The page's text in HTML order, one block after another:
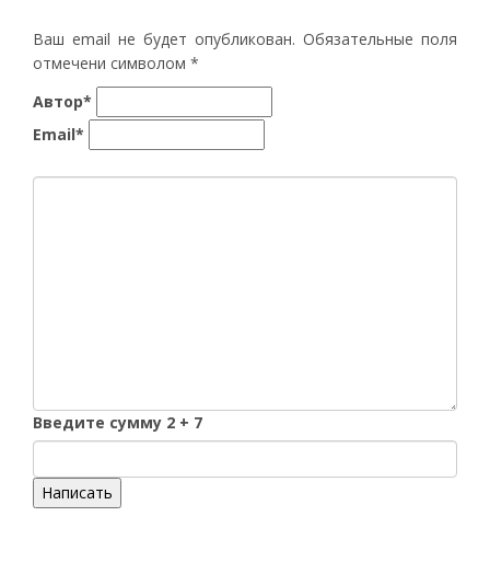
Ваш email не будет опубликован. Обязательные поля
отмечени символом *
Автор*
Email*
Введите сумму 2 + 7
Написать